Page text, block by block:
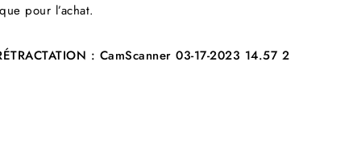
pour l’achat.
: CamScanner 03-17-2023 14.57 2